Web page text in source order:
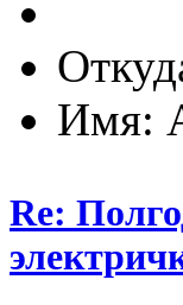
Имя:
Re: